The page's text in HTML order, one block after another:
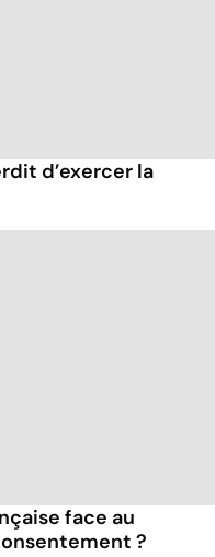
d’exercer la
face au
?